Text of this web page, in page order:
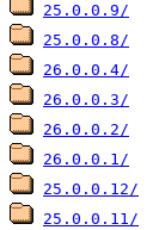
25.0.0.9/
25.0.0.8/
26.0.0.4/
26.0.0.3/
26.0.0.2/
26.0.0.1/
25.0.0.12/
25.0.0.11/